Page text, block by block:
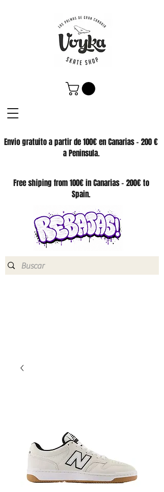
Envio gratuito a partir de 100€ en Canarias - 200 €
a Peninsula.
SKATE SHOP
Free shiping from 100€ in Canarias - 200€ to
Spain.